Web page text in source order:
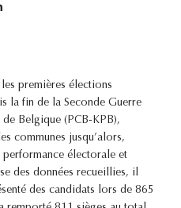
premières élections
la fin de la Seconde Guerre
Belgique (PCB-KPB),
communes jusqu’alors,
électorale et
des données recueillies, il
des candidats lors de 865